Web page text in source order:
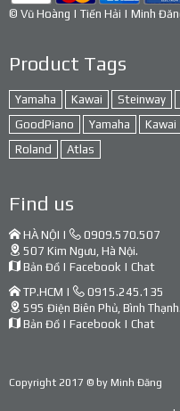
© Vũ Hoàng | Tiến Hải | Minh
Product Tags
Yamaha Kawai Steinway
GoodPiano
Yamaha Kawai
Roland
Atlas
Find us
HÀ NỘI |
0909.570.507
507 Kim Ngưu, Hà Nội.
Bản Đồ | Facebook | Chat
TP.HCM |
0915.245.135
595 Điện Biên Phủ, Bình Thạnh.
Bản Đồ | Facebook | Chat
Copyright 2017 © by Minh Đăng